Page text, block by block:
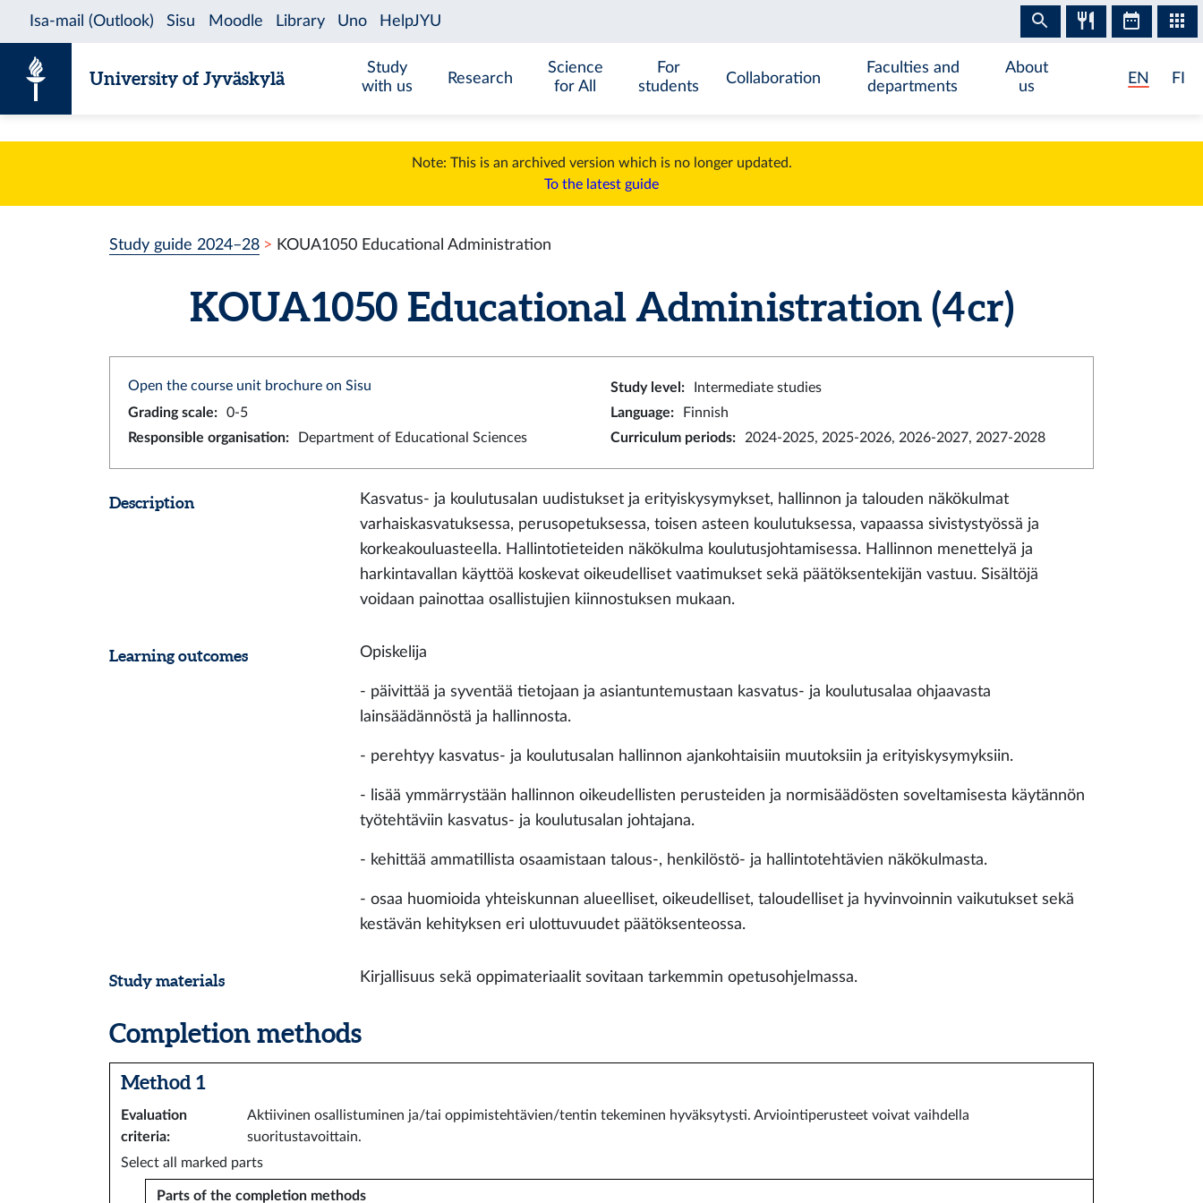
University of Jyväskylä
Study
with us
Research
Science
for All
For
students
Collaboration
Faculties and
departments
About
us
EN FI
Note: This is an archived version which is no longer updated.
To the latest guide
Study guide 2024–28 KOUA1050 Educational Administration
KOUA1050 Educational Administration (4 cr)
Open the course unit brochure on Sisu Study level :
Intermediate studies
Grading scale: 0-5 Language:
Finnish
Responsible organisation: Department of Educational Sciences Curriculum periods: 2024-2025, 2025-2026, 2026-2027, 2027-2028
Description
Kasvatus- ja koulutusalan uudistukset ja erityiskysymykset, hallinnon ja talouden näkökulmat
varhaiskasvatuksessa, perusopetuksessa, toisen asteen koulutuksessa, vapaassa sivistystyössä ja
korkeakouluasteella. Hallintotieteiden näkökulma koulutusjohtamisessa. Hallinnon menettelyä ja
harkintavallan käyttöä koskevat oikeudelliset vaatimukset sekä päätöksentekijän vastuu. Sisältöjä
voidaan painottaa osallistujien kiinnostuksen mukaan.
Learning outcomes Opiskelija
- päivittää ja syventää tietojaan ja asiantuntemustaan kasvatus- ja koulutusalaa ohjaavasta
lainsäädännöstä ja hallinnosta.
- perehtyy kasvatus- ja koulutusalan hallinnon ajankohtaisiin muutoksiin ja erityiskysymyksiin.
- lisää ymmärrystään hallinnon oikeudellisten perusteiden ja normisäädösten soveltamisesta käytännön
työtehtäviin kasvatus- ja koulutusalan johtajana.
- kehittää ammatillista osaamistaan talous-, henkilöstö- ja hallintotehtävien näkökulmasta.
- osaa huomioida yhteiskunnan alueelliset, oikeudelliset, taloudelliset ja hyvinvoinnin vaikutukset sekä
kestävän kehityksen eri ulottuvuudet päätöksenteossa.
Study materials Kirjallisuus sekä oppimateriaalit sovitaan tarkemmin opetusohjelmassa.
Completion methods
Method 1
Evaluation
criteria:
Aktiivinen osallistuminen ja/tai oppimistehtävien/tentin tekeminen hyväksytysti. Arviointiperusteet voivat vaihdella
suoritustavoittain.
Select all marked parts
Parts of the completion methods